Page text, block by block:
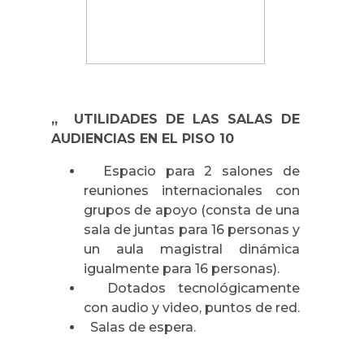
„ UTILIDADES DE LAS SALAS DE
AUDIENCIAS EN EL PISO 10
Espacio para 2 salones de
reuniones internacionales con
grupos de apoyo (consta de una
sala de juntas para 16 personas y
un aula magistral dinámica
igualmente para 16 personas).
Dotados tecnológicamente
con audio y video, puntos de red.
Salas de espera.